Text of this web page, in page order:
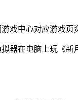
戏中心对应游戏页
器在电脑上玩《新